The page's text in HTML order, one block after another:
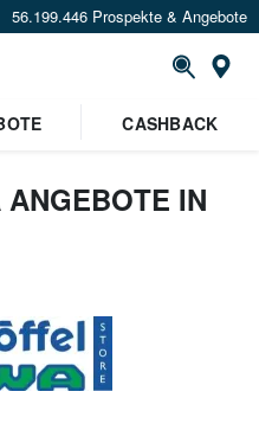
56.199.446 Prospekte & Angebote
CASHBACK
IN